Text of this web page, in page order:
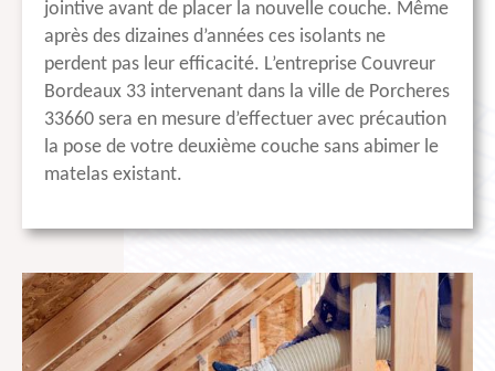
jointive avant de placer la nouvelle couche. Même
après des dizaines d’années ces isolants ne
perdent pas leur efficacité. L’entreprise Couvreur
Bordeaux 33 intervenant dans la ville de Porcheres
33660 sera en mesure d’effectuer avec précaution
la pose de votre deuxième couche sans abimer le
matelas existant.